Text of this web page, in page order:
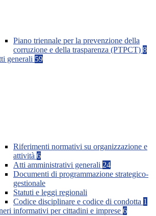
Piano triennale per la prevenzione della
corruzione e della trasparenza (PTPCT) 8
generali 59
Riferimenti normativi su organizzazione e
attività 6
Atti amministrativi generali 24
Documenti di programmazione strategico-
gestionale
Statuti e leggi regionali
Codice disciplinare e codice di condotta 1
informativi per cittadini e imprese 6